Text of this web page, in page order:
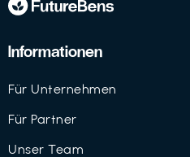
Informationen
Für Unternehmen
Für Partner
Unser Team